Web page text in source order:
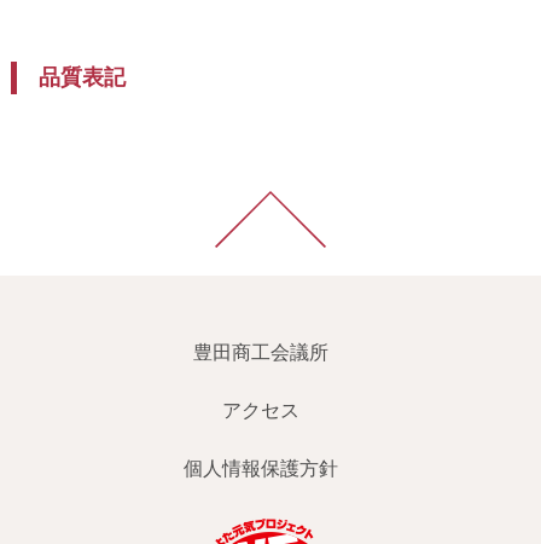
品質表記
豊田商工会議所
アクセス
個人情報保護方針